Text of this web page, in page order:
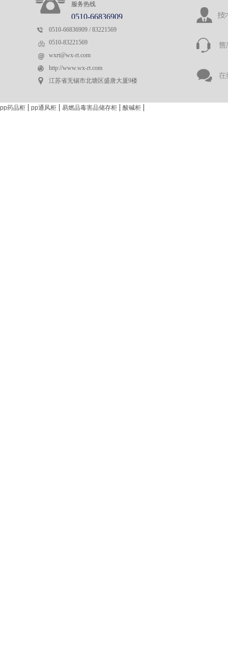
0510-66836909 / 83221569
0510-83221569
wxrt@wx-rt.com
http://www.wx-rt.com
江苏省无锡市北塘区盛唐大厦9楼
服务热线
0510-66836909
pp药品柜 | pp通风柜 | 易燃品毒害品储存柜 | 酸碱柜 |